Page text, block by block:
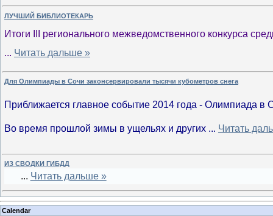
ЛУЧШИЙ БИБЛИОТЕКАРЬ
Итоги III регионального межведомственного конкурса
... Читать дальше »
Для Олимпиады в Сочи законсервировали тысячи кубометров снега
Приближается главное событие 2014 года - Олимпиада в
Во время прошлой зимы в ущельях и других ... Читать
ИЗ СВОДКИ ГИБДД
... Читать дальше »
Calendar